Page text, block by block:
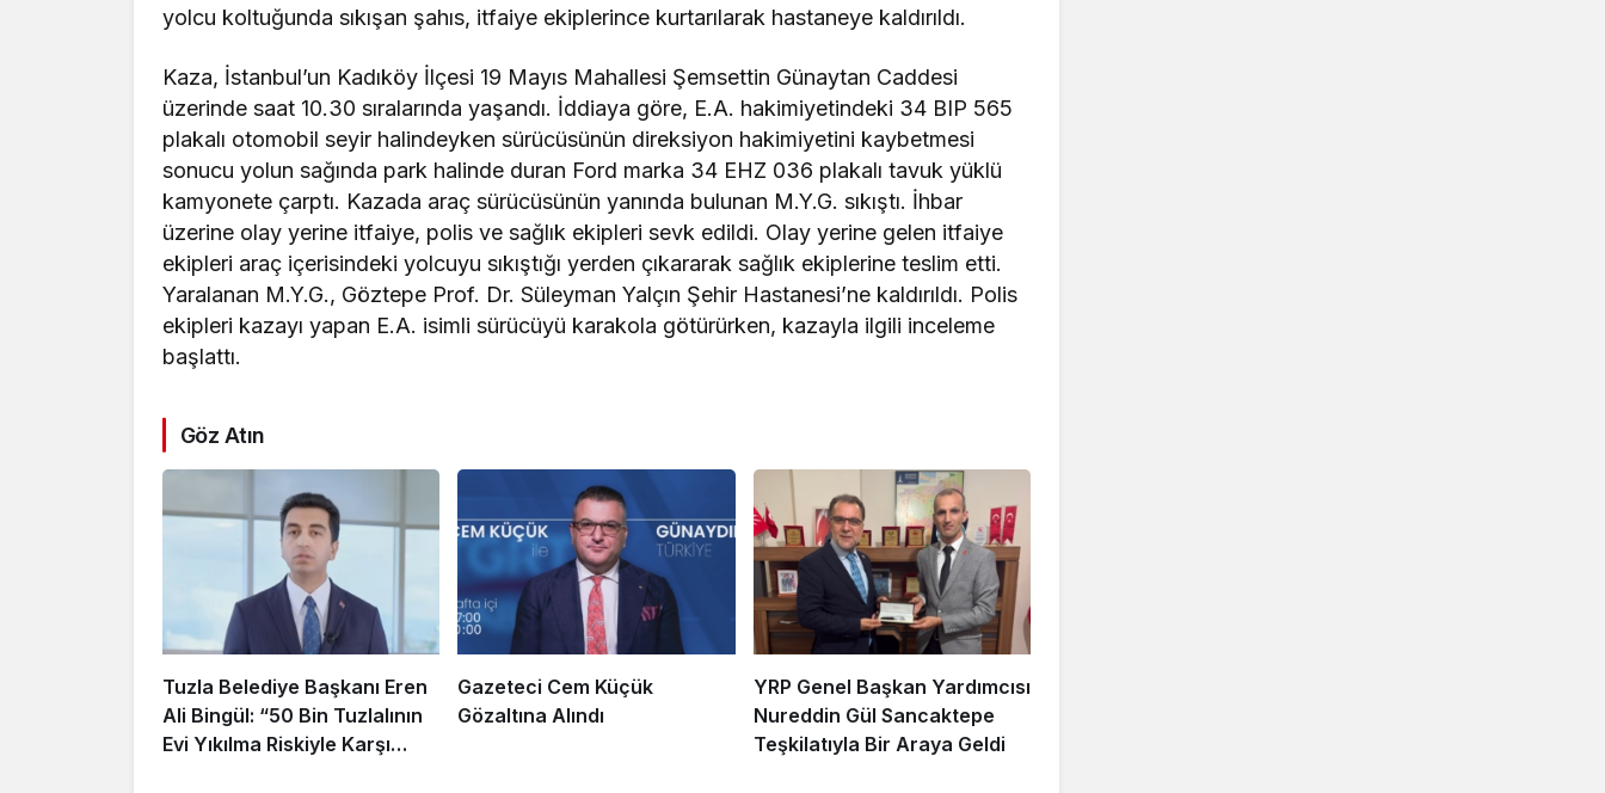
yolcu koltuğunda sıkışan şahıs, itfaiye ekiplerince kurtarılarak hastaneye kaldırıldı.
Kaza, İstanbul’un Kadıköy İlçesi 19 Mayıs Mahallesi Şemsettin Günaytan Caddesi
üzerinde saat 10.30 sıralarında yaşandı. İddiaya göre, E.A. hakimiyetindeki 34 BIP 565
plakalı otomobil seyir halindeyken sürücüsünün direksiyon hakimiyetini kaybetmesi
sonucu yolun sağında park halinde duran Ford marka 34 EHZ 036 plakalı tavuk yüklü
kamyonete çarptı. Kazada araç sürücüsünün yanında bulunan M.Y.G. sıkıştı. İhbar
üzerine olay yerine itfaiye, polis ve sağlık ekipleri sevk edildi. Olay yerine gelen itfaiye
ekipleri araç içerisindeki yolcuyu sıkıştığı yerden çıkararak sağlık ekiplerine teslim etti.
Yaralanan M.Y.G., Göztepe Prof. Dr. Süleyman Yalçın Şehir Hastanesi’ne kaldırıldı. Polis
ekipleri kazayı yapan E.A. isimli sürücüyü karakola götürürken, kazayla ilgili inceleme
başlattı.
Göz Atın
Tuzla Belediye Başkanı Eren
Ali Bingül: “50 Bin Tuzlalının
Evi Yıkılma Riskiyle Karşı
Gazeteci Cem Küçük
Gözaltına Alındı
YRP Genel Başkan Yardımcısı
Nureddin Gül Sancaktepe
Teşkilatıyla Bir Araya Geldi